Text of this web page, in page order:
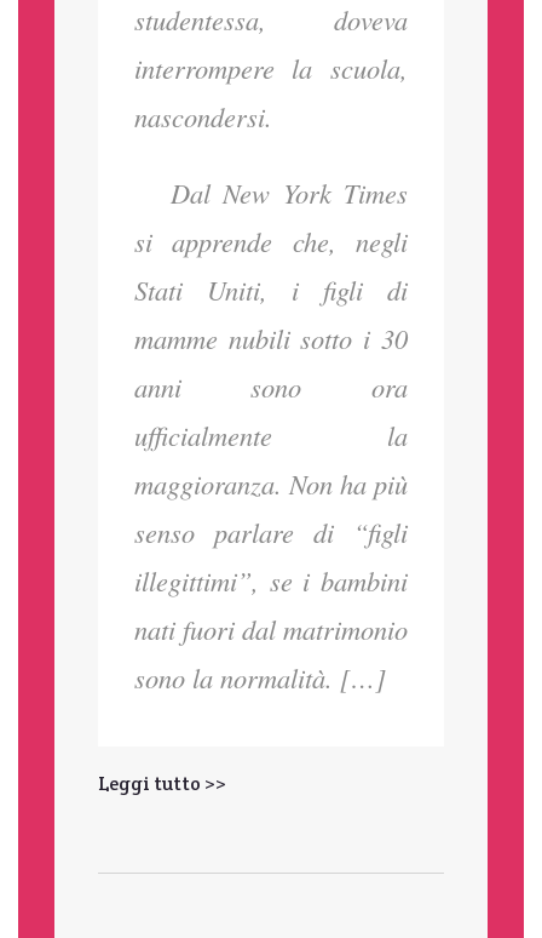
studentessa, doveva
interrompere la scuola,
nascondersi.
Dal New York Times
si apprende che, negli
Stati Uniti, i figli di
mamme nubili sotto i 30
anni sono ora
ufficialmente la
maggioranza. Non ha più
senso parlare di “figli
illegittimi”, se i bambini
nati fuori dal matrimonio
sono la normalità. […]
Leggi tutto >>